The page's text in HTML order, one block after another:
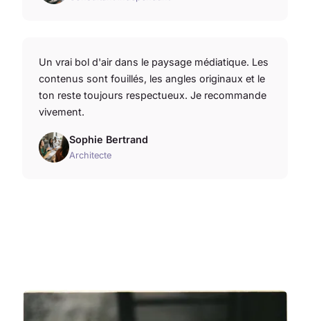
Un vrai bol d'air dans le paysage médiatique. Les
contenus sont fouillés, les angles originaux et le
ton reste toujours respectueux. Je recommande
vivement.
Sophie Bertrand
Architecte